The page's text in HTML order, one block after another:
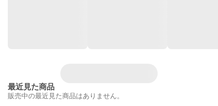
最近見た商品
販売中の最近見た商品はありません。